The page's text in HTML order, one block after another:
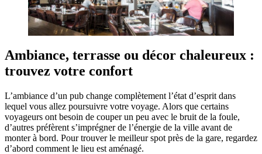
Ambiance, terrasse ou décor chaleureux :
trouvez votre confort
L’ambiance d’un pub change complètement l’état d’esprit dans
lequel vous allez poursuivre votre voyage. Alors que certains
voyageurs ont besoin de couper un peu avec le bruit de la foule,
d’autres préfèrent s’imprégner de l’énergie de la ville avant de
monter à bord. Pour trouver le meilleur spot près de la gare, regardez
d’abord comment le lieu est aménagé.